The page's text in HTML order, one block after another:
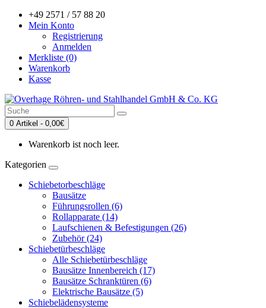
+49 2571 / 57 88 20
Mein Konto
Registrierung
Anmelden
Merkliste (0)
Warenkorb
Kasse
0 Artikel - 0,00€
Warenkorb ist noch leer.
Kategorien
Schiebetorbeschläge
Bausätze
Führungsrollen (6)
Rollapparate (14)
Laufschienen & Befestigungen (26)
Zubehör (24)
Schiebetürbeschläge
Alle Schiebetürbeschläge
Bausätze Innenbereich (17)
Bausätze Schranktüren (6)
Elektrische Bausätze (5)
Schiebelädensysteme